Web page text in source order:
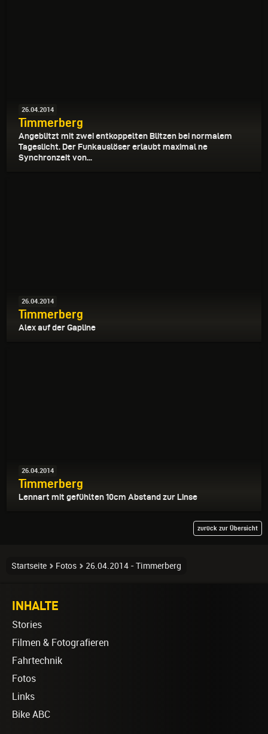
26.04.2014
Timmerberg
Angeblitzt mit zwei entkoppelten Blitzen bei normalem
Tageslicht. Der Funkauslöser erlaubt maximal ne
Synchronzeit von...
26.04.2014
Timmerberg
Alex auf der Gapline
26.04.2014
Timmerberg
Lennart mit gefühlten 10cm Abstand zur Linse
zurück zur Übersicht
Startseite Fotos 26.04.2014 - Timmerberg
INHALTE
Stories
Filmen & Fotografieren
Fahrtechnik
Fotos
Links
Bike ABC